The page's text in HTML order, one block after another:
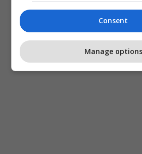
Consent
Manage options